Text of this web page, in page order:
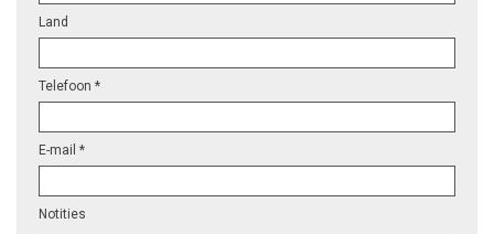
Land
Telefoon *
E-mail *
Notities